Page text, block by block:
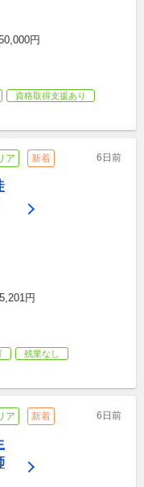
円
資格取得支援あり
ア 新着 6日前
円
残業なし
ア 新着 6日前